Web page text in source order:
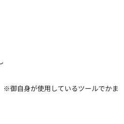
※御自身が使用しているツールでかま